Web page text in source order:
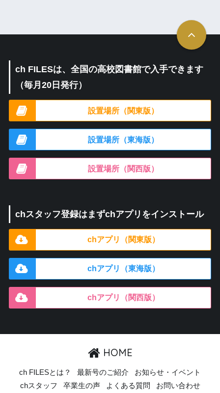
ch FILESは、全国の高校図書館で入手できます
（毎月20日発行）
設置場所（関東版）
設置場所（東海版）
設置場所（関西版）
chスタッフ登録はまずchアプリをインストール
chアプリ（関東版）
chアプリ（東海版）
chアプリ（関西版）
HOME
ch FILESとは？ 最新号のご紹介
お知らせ・イベント
chスタッフ
卒業生の声 よくある質問 お問い合わせ